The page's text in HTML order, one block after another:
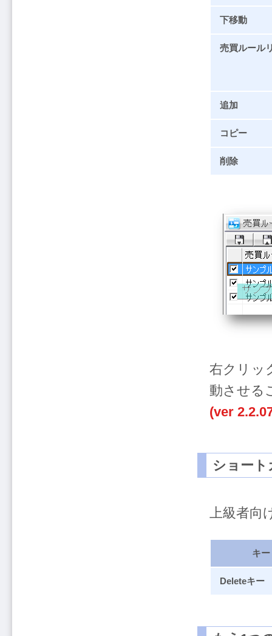
下移動
売買ルール
追加
コピー
削除
右クリッ
動させる
(ver
ショー
上級者向
キー
Deleteキー